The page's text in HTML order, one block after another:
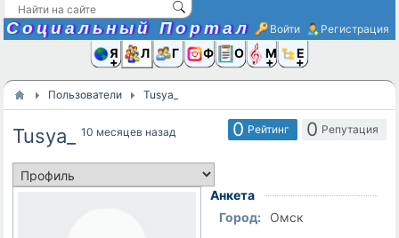
Социальный Портал Войти Регистрация
Я иЛюди
Группы
Фото Ещё
Пользователи Tusya_
Tusya_10 месяцев назад 0 Репутация
0 Рейтинг
Анкета
Город:
Омск